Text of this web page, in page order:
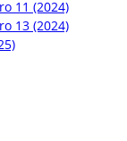
11 (2024)
13 (2024)